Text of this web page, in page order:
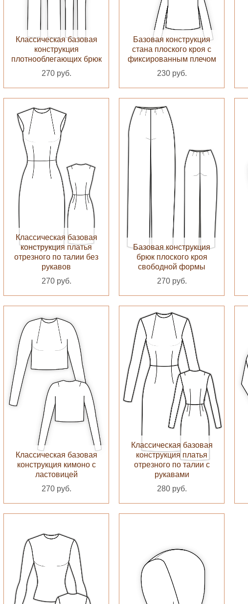
Классическая базовая
конструкция
плотнооблегающих брюк
270 руб.
Базовая конструкция
стана плоского кроя с
фиксированным плечом
230 руб.
Классическая базовая
конструкция платья
отрезного по талии без
рукавов
270 руб.
Базовая конструкция
брюк плоского кроя
свободной формы
270 руб.
Классическая базовая
конструкция кимоно с
ластовицей
270 руб.
Классическая базовая
конструкция платья
отрезного по талии с
рукавами
280 руб.